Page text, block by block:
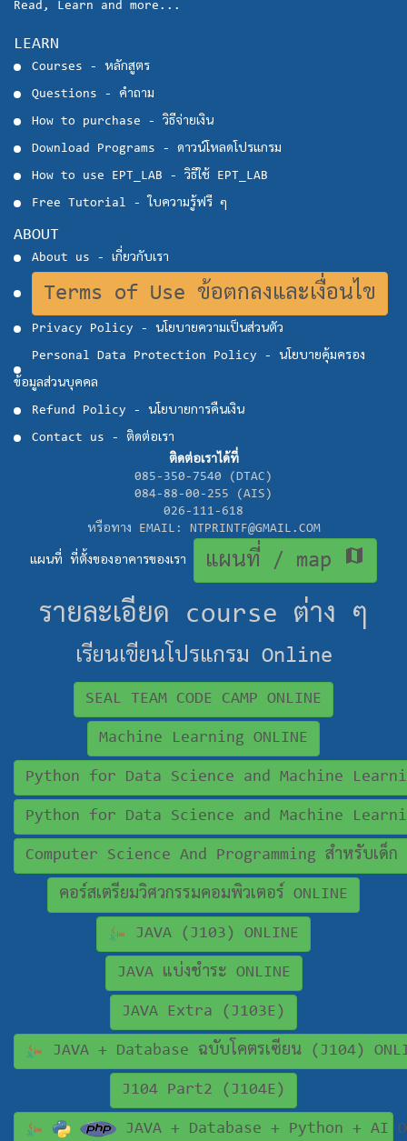
Read, Learn and more...
LEARN
Courses - หลักสูตร
Questions - คำถาม
How to purchase - วิธีจ่ายเงิน
Download Programs - ดาวน์โหลดโปรแกรม
How to use EPT_LAB - วิธีใช้ EPT_LAB
Free Tutorial - ใบความรู้ฟรี ๆ
ABOUT
About us - เกี่ยวกับเรา
Terms of Use ข้อตกลงและเงื่อนไข
Privacy Policy - นโยบายความเป็นส่วนตัว
Personal Data Protection Policy - นโยบายคุ้มครอง
ข้อมูลส่วนบุคคล
Refund Policy - นโยบายการคืนเงิน
Contact us - ติดต่อเรา
ติดต่อเราได้ที่
085-350-7540 (DTAC)
084-88-00-255 (AIS)
026-111-618
หรือทาง EMAIL: NTPRINTF@GMAIL.COM
แผนที่ ที่ตั้งของอาคารของเรา แผนที่ / map map
รายละเอียด course ต่าง ๆ
เรียนเขียนโปรแกรม Online
SEAL TEAM CODE CAMP ONLINE
Machine Learning ONLINE
Python for Data Science and Machine
Python for Data Science and Machine
Computer Science And Programming สำหรับเด็ก
คอร์สเตรียมวิศวกรรมคอมพิวเตอร์ ONLINE
JAVA (J103) ONLINE
JAVA แบ่งชำระ ONLINE
JAVA Extra (J103E)
JAVA + Database ฉบับโคตรเซียน (J104)
J104 Part2 (J104E)
JAVA + Database + Python + AI